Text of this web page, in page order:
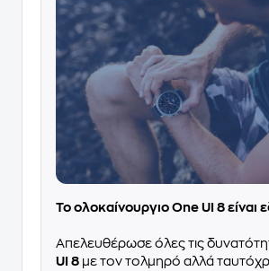
Το ολοκαίνουργιο One UI 8 είναι
Απελευθέρωσε όλες τις
UI 8 με τον τολμηρό αλλά